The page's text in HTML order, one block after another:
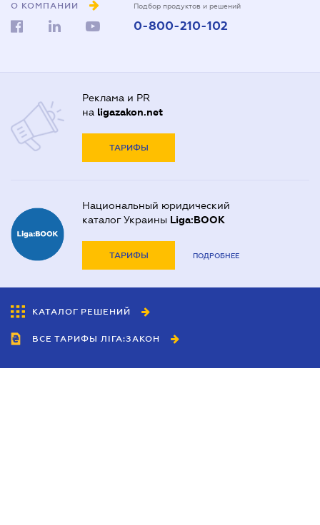
О КОМПАНИИ Подбор продуктов и решений
0-800-210-102
Реклама и PR
на ligazakon.net
ТАРИФЫ
Национальный юридический
каталог Украины Liga:BOOK
ТАРИФЫ ПОДРОБНЕЕ
КАТАЛОГ РЕШЕНИЙ
ВСЕ ТАРИФЫ ЛІГА:ЗАКОН